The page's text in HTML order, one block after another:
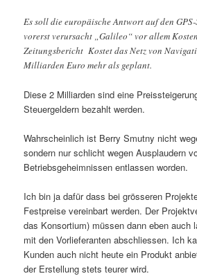
Es soll die europäische Antwort auf den
vorerst verursacht „Galileo“ vor allem
Zeitungsbericht Kostet das Netz von
Milliarden Euro mehr als geplant.
Diese 2 Milliarden sind eine
Steuergeldern bezahlt werden.
Wahrscheinlich ist Berry Smutny nicht
sondern nur schlicht wegen Ausplaudern
Betriebsgeheimnissen entlassen worden.
Ich bin ja dafür dass bei grösseren
Festpreise vereinbart werden. Der
das Konsortium) müssen dann eben auch
mit den Vorlieferanten abschliessen. Ich
Kunden auch nicht heute ein Produkt
der Erstellung stets teurer wird.